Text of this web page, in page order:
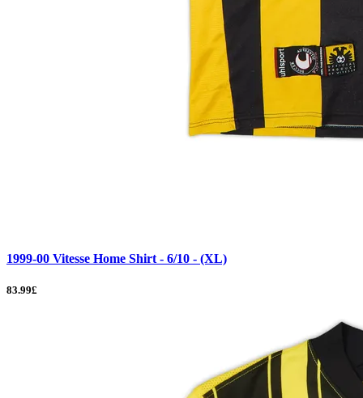
1999-00 Vitesse Home Shirt - 6/10 - (XL)
83.99£